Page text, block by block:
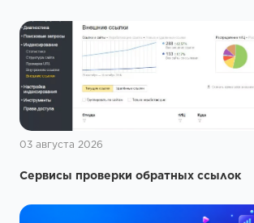
03 августа 2026
Сервисы проверки обратных ссылок